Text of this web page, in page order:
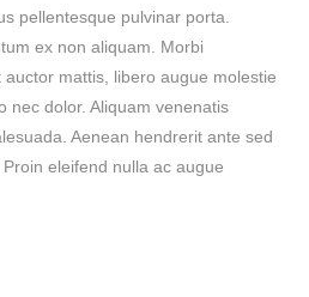
pellentesque pulvinar porta.
ex non aliquam. Morbi
mattis, libero augue molestie
nec dolor. Aliquam venenatis
Aenean hendrerit ante sed
eleifend nulla ac augue